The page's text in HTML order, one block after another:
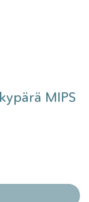
MIPS